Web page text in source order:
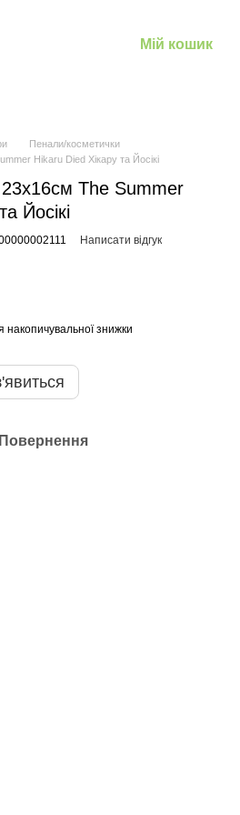
Мій кошик
Пенали/косметички
Hikaru Died Хікару та Йосікі
The Summer
Йосікі
Написати відгук
накопичувальної знижки
Повернення